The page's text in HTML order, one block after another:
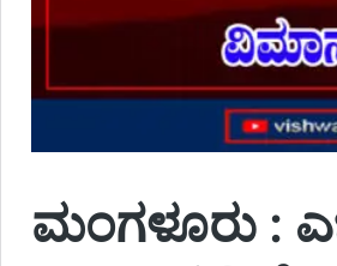
ಮಂಗಳೂರು :